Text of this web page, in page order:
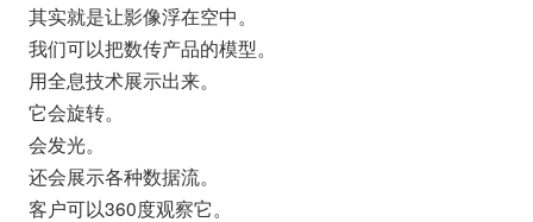
其实就是让影像浮在空中。
我们可以把数传产品的模型。
用全息技术展示出来。
它会旋转。
会发光。
还会展示各种数据流。
客户可以360度观察它。